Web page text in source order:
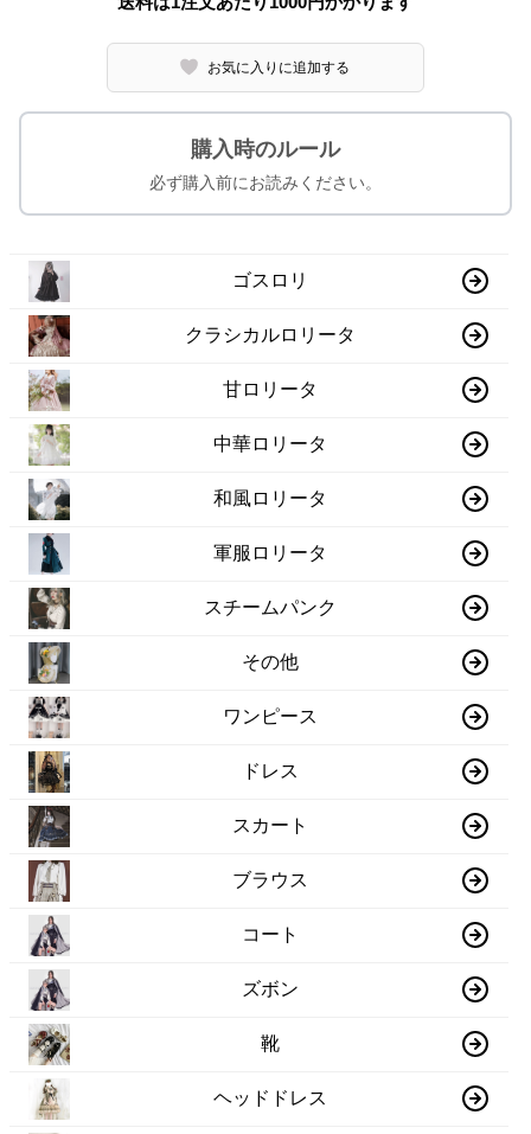
お気に入りに追加する
購入時のルール
必ず購入前にお読みください。
ゴスロリ
クラシカルロリータ
甘ロリータ
中華ロリータ
和風ロリータ
軍服ロリータ
スチームパンク
その他
ワンピース
ドレス
スカート
ブラウス
コート
ズボン
靴
ヘッドドレス